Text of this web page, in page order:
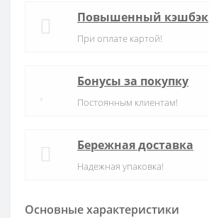
Основные характеристики
Повышенный кэшбэк
При оплате картой!
Бонусы за покупку
Постоянным клиентам!
Бережная доставка
Надежная упаковка!